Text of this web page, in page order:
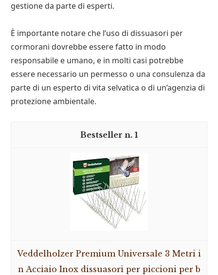
gestione da parte di esperti.
È importante notare che l’uso di dissuasori per
cormorani dovrebbe essere fatto in modo
responsabile e umano, e in molti casi potrebbe
essere necessario un permesso o una consulenza da
parte di un esperto di vita selvatica o di un’agenzia di
protezione ambientale.
1
Veddelholzer Premium Universale 3 Metri i
n Acciaio Inox dissuasori per piccioni per b